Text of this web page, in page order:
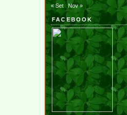
« Set
Nov »
FACEBOOK